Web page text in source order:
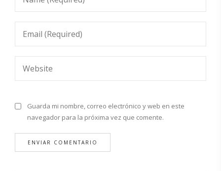
Guarda mi nombre, correo electrónico y web en este
navegador para la próxima vez que comente.